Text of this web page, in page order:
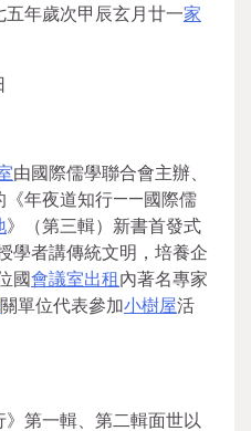
五年歲次甲辰玄月廿一家
由國際儒學聯合會主辦、
《年夜道知行——國際儒
》（第三輯）新書首發式
學者講傳統文明，培養企
國會議室出租內著名專家
關單位代表參加小樹屋活
》第一輯、第二輯面世以